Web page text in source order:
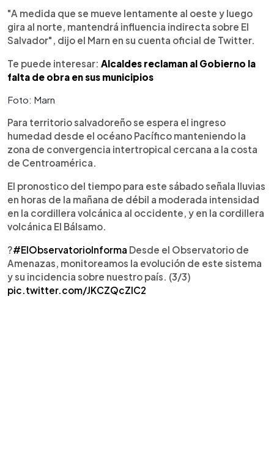
"A medida que se mueve lentamente al oeste y luego
gira al norte, mantendrá influencia indirecta sobre El
Salvador", dijo el Marn en su cuenta oficial de Twitter.
Te puede interesar: Alcaldes reclaman al Gobierno la
falta de obra en sus municipios
Foto: Marn
Para territorio salvadoreño se espera el ingreso
humedad desde el océano Pacífico manteniendo la
zona de convergencia intertropical cercana a la costa
de Centroamérica.
El pronostico del tiempo para este sábado señala lluvias
en horas de la mañana de débil a moderada intensidad
en la cordillera volcánica al occidente, y en la cordillera
volcánica El Bálsamo.
?#ElObservatorioInforma Desde el Observatorio de
Amenazas, monitoreamos la evolución de este sistema
y su incidencia sobre nuestro país. (3/3)
pic.twitter.com/JKCZQcZlC2